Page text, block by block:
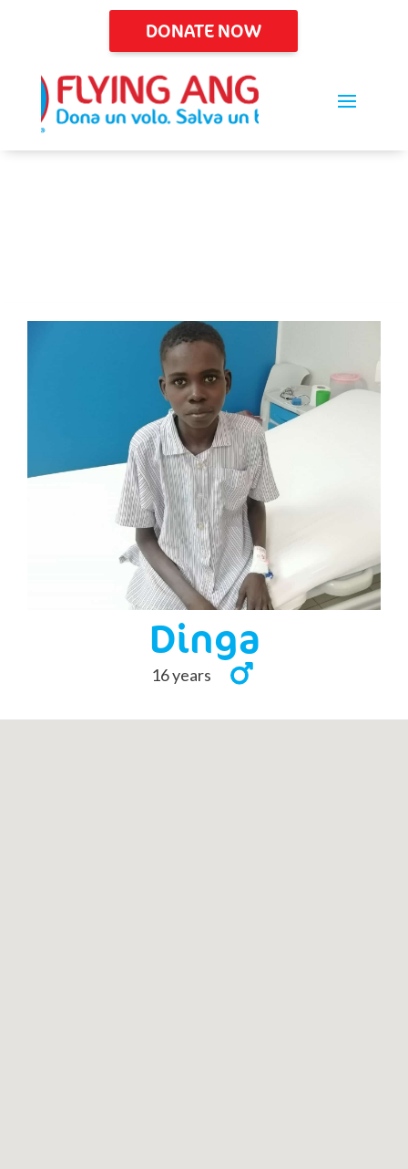
DONATE NOW
Dinga
16 years